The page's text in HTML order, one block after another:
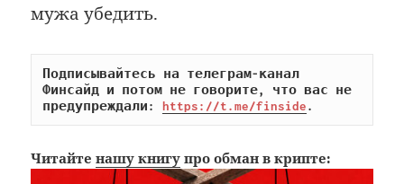
мужа убедить.
Подписывайтесь на телеграм-канал
Финсайд и потом не говорите, что вас не
предупреждали: https://t.me/finside.
Читайтенашу книгу про обман в крипте: